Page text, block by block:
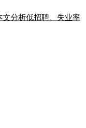
文分析低招聘、失业率